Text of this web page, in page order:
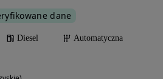
dane
Diesel
Automatyczna